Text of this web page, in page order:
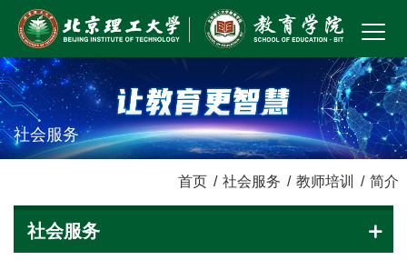
社会服务
首页 / 社会服务 / 教师培训 / 简介
社会服务